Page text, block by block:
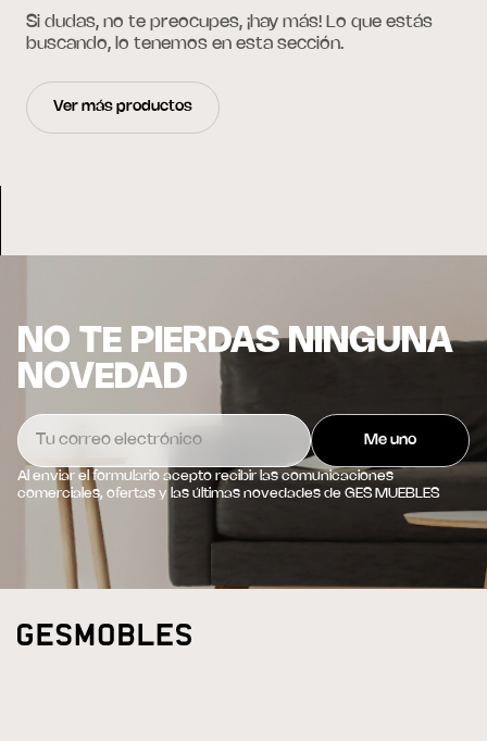
Si dudas, no te preocupes, ¡hay más! Lo que estás
buscando, lo tenemos en esta sección.
Ver más productos
NO TE PIERDAS NINGUNA
NOVEDAD
Al enviar el formulario acepto recibir las comunicaciones
comerciales, ofertas y las últimas novedades de GES MUEBLES